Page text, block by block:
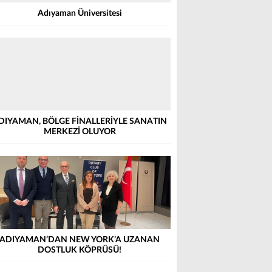
Adıyaman Üniversitesi
BÖLGE FİNALLERİYLE SANATIN
MERKEZİ OLUYOR
ADIYAMAN’DAN NEW YORK’A UZANAN
DOSTLUK KÖPRÜSÜ!